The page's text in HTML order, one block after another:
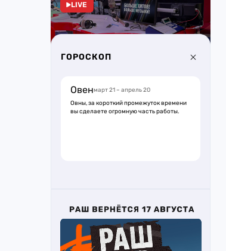
LIVE
ГОРОСКОП
Овенмарт 21 – апрель 20
Овны, за короткий промежуток времени
вы сделаете огромную часть работы.